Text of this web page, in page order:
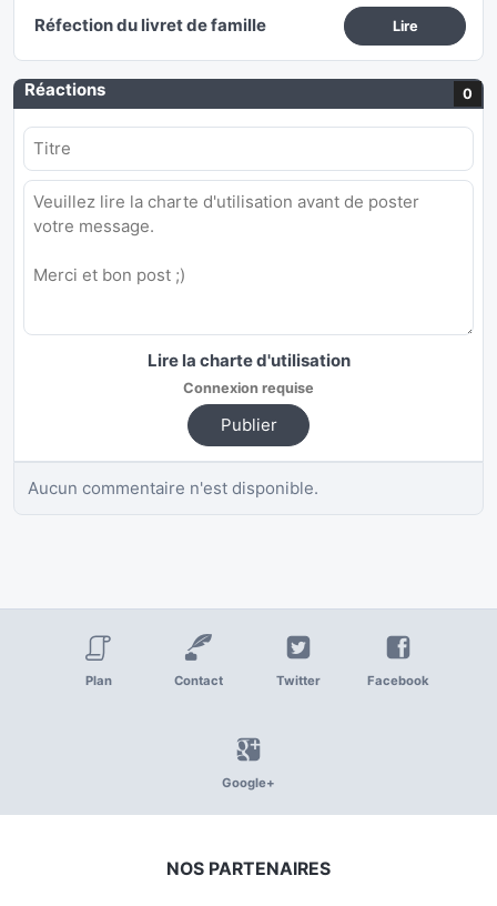
Réfection du livret de famille Lire
Réactions 0
Lire la charte d'utilisation
Connexion requise
Publier
Aucun commentaire n'est disponible.
Plan Contact Twitter Facebook
Google+
NOS PARTENAIRES